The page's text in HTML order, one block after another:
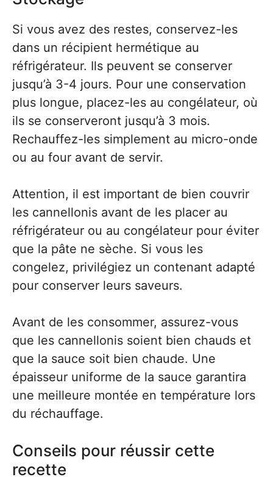
Si vous avez des restes, conservez-les
dans un récipient hermétique au
réfrigérateur. Ils peuvent se conserver
jusqu’à 3-4 jours. Pour une conservation
plus longue, placez-les au congélateur, où
ils se conserveront jusqu’à 3 mois.
Rechauffez-les simplement au micro-onde
ou au four avant de servir.
Attention, il est important de bien couvrir
les cannellonis avant de les placer au
réfrigérateur ou au congélateur pour éviter
que la pâte ne sèche. Si vous les
congelez, privilégiez un contenant adapté
pour conserver leurs saveurs.
Avant de les consommer, assurez-vous
que les cannellonis soient bien chauds et
que la sauce soit bien chaude. Une
épaisseur uniforme de la sauce garantira
une meilleure montée en température lors
du réchauffage.
Conseils pour réussir cette
recette